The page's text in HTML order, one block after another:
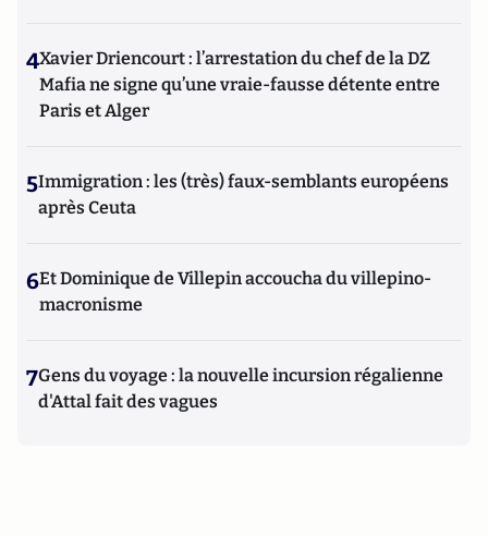
4Xavier Driencourt : l’arrestation du chef de la DZ
Mafia ne signe qu’une vraie-fausse détente entre
Paris et Alger
5Immigration : les (très) faux-semblants européens
après Ceuta
6Et Dominique de Villepin accoucha du villepino-
macronisme
7Gens du voyage : la nouvelle incursion régalienne
d'Attal fait des vagues